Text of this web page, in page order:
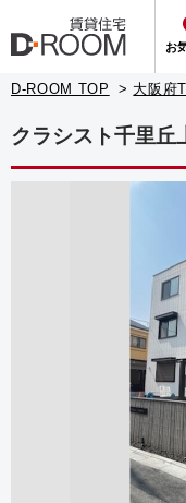
お
D-ROOM TOP 大阪府
クラシスト千里丘